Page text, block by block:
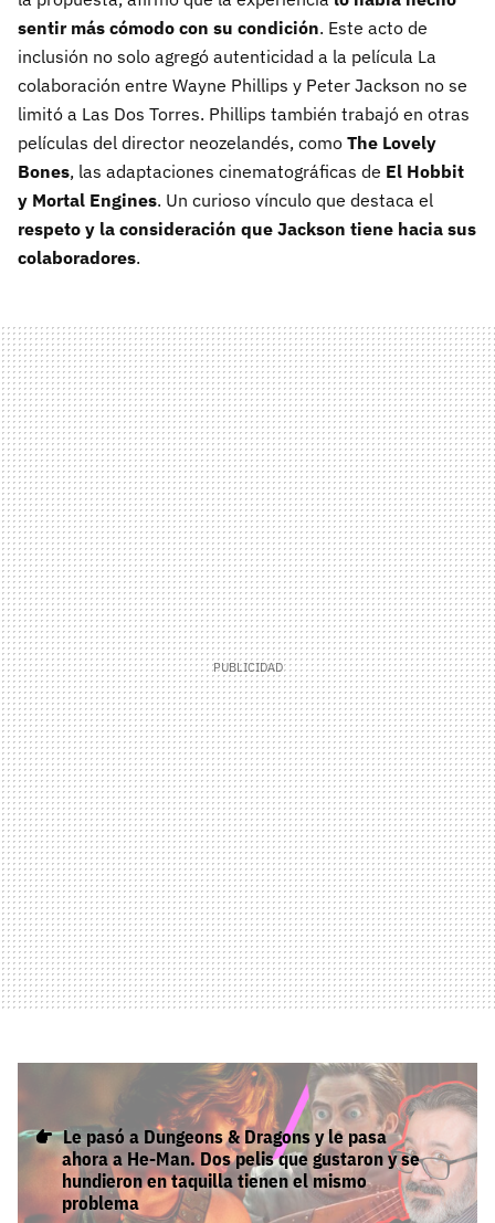
sentir más cómodo con su condición. Este acto de
inclusión no solo agregó autenticidad a la película La
colaboración entre Wayne Phillips y Peter Jackson no se
limitó a Las Dos Torres. Phillips también trabajó en otras
películas del director neozelandés, como The Lovely
Bones, las adaptaciones cinematográficas de El Hobbit
y Mortal Engines. Un curioso vínculo que destaca el
respeto y la consideración que Jackson tiene hacia sus
colaboradores.
Le pasó a Dungeons & Dragons y le pasa
ahora a He-Man. Dos pelis que gustaron y se
hundieron en taquilla tienen el mismo
problema